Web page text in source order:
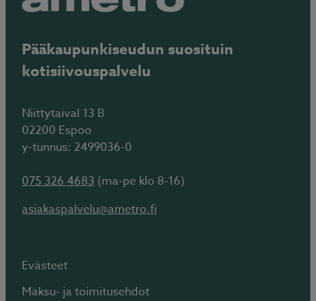
Pääkaupunkiseudun suosituin
kotisiivouspalvelu
Niittytaival 13 B
02200 Espoo
y-tunnus: 2499036-0
075 326 4683 (ma-pe klo 8-16)
asiakaspalvelu@ametro.fi
Evästeet
Maksu- ja toimitusehdot